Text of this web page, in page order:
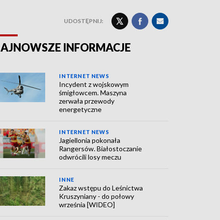
UDOSTĘPNIJ:
INFORMACJE
INTERNET NEWS
Incydent z wojskowym
śmigłowcem. Maszyna
zerwała przewody
energetyczne
INTERNET NEWS
Jagiellonia pokonała
Rangersów. Białostoczanie
odwrócili losy meczu
INNE
Zakaz wstępu do Leśnictwa
Kruszyniany - do połowy
września [WIDEO]